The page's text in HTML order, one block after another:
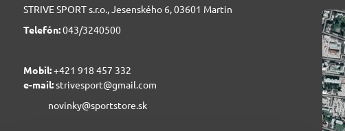
STRIVE SPORT s.r.o., Jesenského 6, 03601 Martin
Telefón:043/3240500
Mobil:+421 918 457 332
e-mail:strivesport@gmail.com
novinky@sportstore.sk